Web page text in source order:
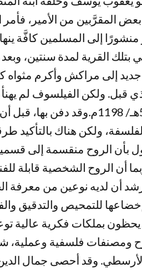
المقرَّبين من الأمير، فأمر
إلى المسلمين كافَّة
بتلك القرية لمدة سنتين،
جديد إلى مراكش وأكرم
ذي قبل. ولكن الفيلسوف لم
ولكن هناك بالتأكيد
بأن الروح منقسمة إلى
أن الروح الشخصية
أن لديه نوعين من معرفة
للتمحيص والتدقيق
يحظون بملكات فكرية عالية
ومصنفات فلسفية وعملية،